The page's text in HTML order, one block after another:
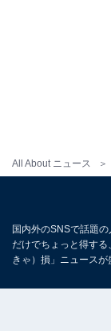
All About ニュース
国内外のSNSで話題
だけでちょっと得す
きゃ）損」ニュースが